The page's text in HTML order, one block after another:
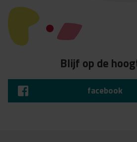
Blijf op de
facebook